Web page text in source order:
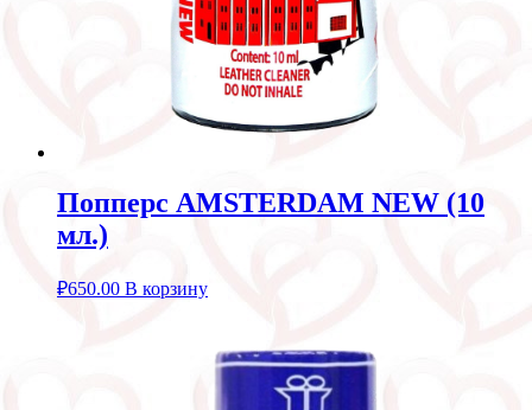
Попперс AMSTERDAM NEW (10
мл.)
₽650.00 В корзину